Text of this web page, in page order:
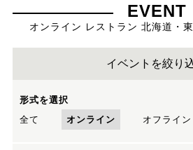
EVENT
オンライン レストラン 北海道・
イベントを絞り
形式を選択
全て
オンライン オフライン